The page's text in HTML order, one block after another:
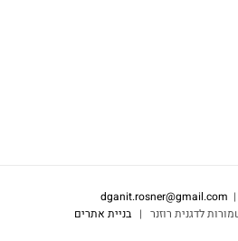
dganit.rosner@gmail.com
בניית אתרים